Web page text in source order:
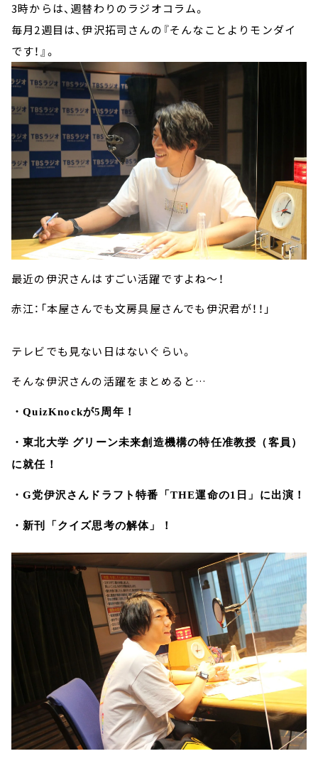
3時からは、週替わりのラジオコラム。
毎月2週目は、伊沢拓司さんの『そんなことよりモンダイ
です！』。
最近の伊沢さんはすごい活躍ですよね～！
赤江：「本屋さんでも文房具屋さんでも伊沢君が！！」
テレビでも見ない日はないぐらい。
そんな伊沢さんの活躍をまとめると…
・QuizKnockが5 周年！
・東北大学 グリーン未来創造機構の特任准教授（客員）
に就任！
・G党伊沢さん ドラフト特番「 THE運命の1 日」に出演！
・新刊「クイズ思考の解体」！